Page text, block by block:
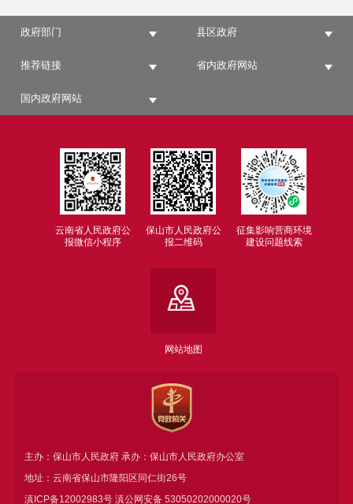
政府部门 县区政府
推荐链接 省内政府网站
国内政府网站
云南省人民政府公
报微信小程序
保山市人民政府公
报二维码
征集影响营商环境
建设问题线索
网站地图
主办：保山市人民政府 承办：保山市人民政府办公室
地址：云南省保山市隆阳区同仁街26号
滇ICP备12002983号滇公网安备 53050202000020号